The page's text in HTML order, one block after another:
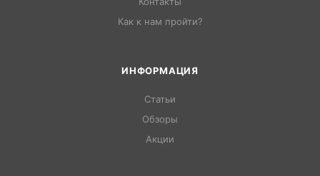
Как к нам пройти?
ИНФОРМАЦИЯ
Статьи
Обзоры
Акции